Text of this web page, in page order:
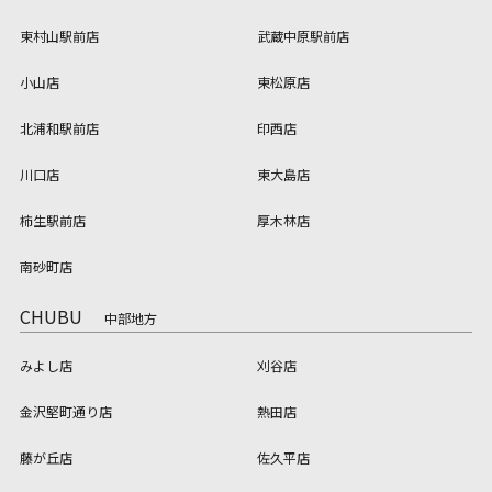
東村山駅前店 武蔵中原駅前店
小山店 東松原店
北浦和駅前店 印西店
川口店 東大島店
柿生駅前店 厚木林店
南砂町店
CHUBU 中部地方
みよし店 刈谷店
金沢堅町通り店 熱田店
藤が丘店 佐久平店